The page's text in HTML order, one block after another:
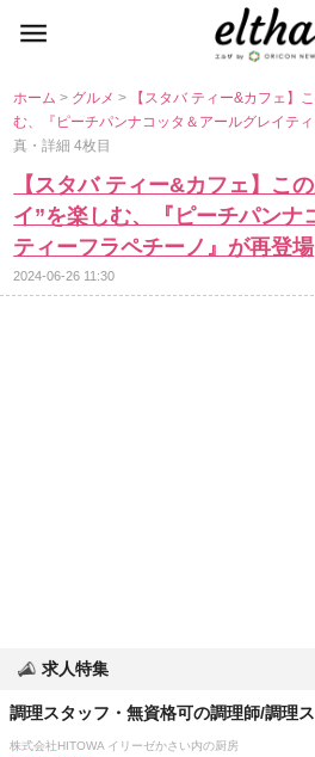
ホーム> グルメ>
【スタバ ティー&カフェ】
む、『ピーチパンナコッタ＆アールグレイテ
真・詳細 4枚目
【スタバ ティー&カフェ】こ
イ”を楽しむ、『ピーチパンナ
ティーフラペチーノ』が再登場
2024-06-26 11:30
求人特集
調理スタッフ・無資格可の調理師/調理
株式会社HITOWA イリーゼかさい内の厨房